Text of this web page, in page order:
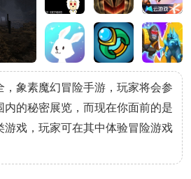
，象素魔幻冒险手游，玩家将会参
内的秘密展览，而现在你面前的是
游戏，玩家可在其中体验冒险游戏